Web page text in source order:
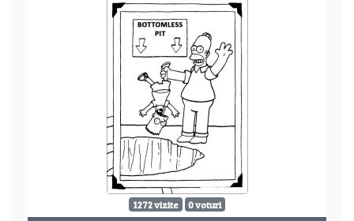
1272 vizite 0 voturi